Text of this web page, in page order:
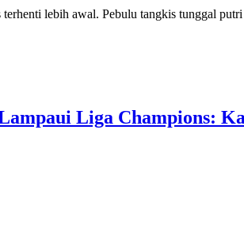
lebih awal. Pebulu tangkis tunggal
Liga Champions: